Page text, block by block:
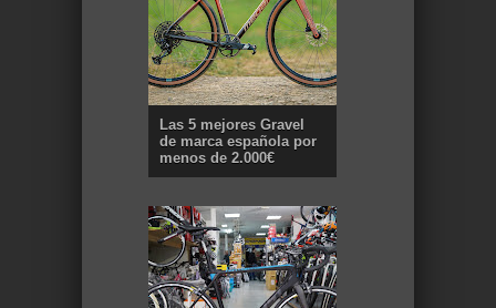
Las 5 mejores Gravel
de marca española por
menos de 2.000€